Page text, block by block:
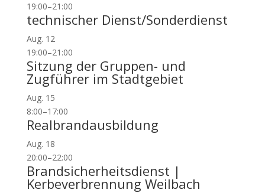
19:00–21:00
technischer Dienst/Sonderdienst
Aug. 12
19:00–21:00
Sitzung der Gruppen- und
Zugführer im Stadtgebiet
Aug. 15
8:00–17:00
Realbrandausbildung
Aug. 18
20:00–22:00
Brandsicherheitsdienst |
Kerbeverbrennung Weilbach